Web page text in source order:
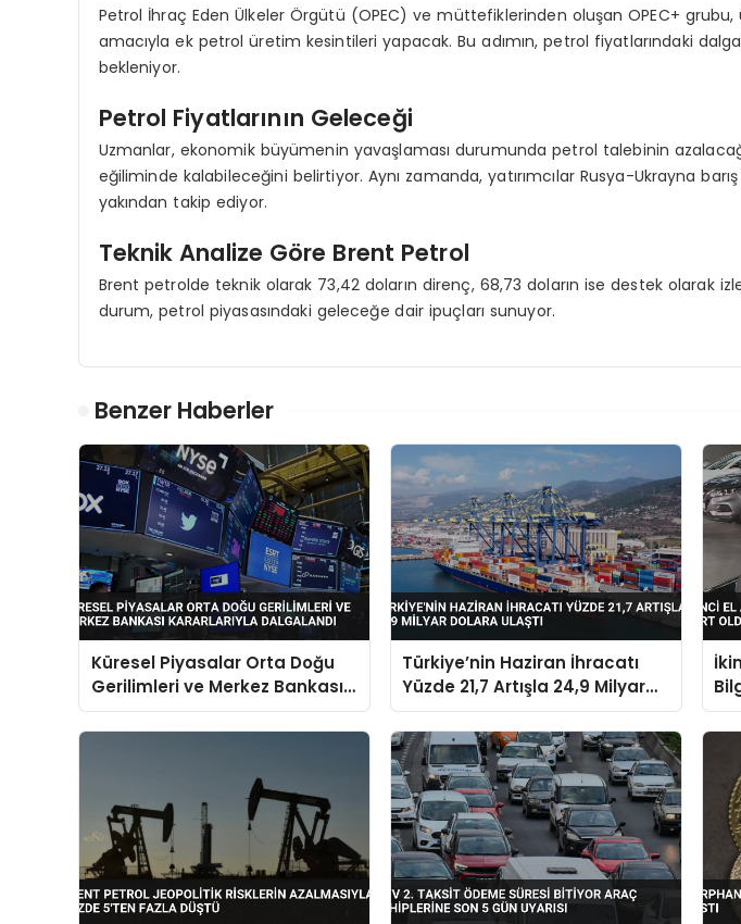
Petrol İhraç Eden Ülkeler Örgütü (OPEC) ve müttefiklerinden oluşan OPEC+ grubu,
amacıyla ek petrol üretim kesintileri yapacak. Bu adımın, petrol fiyatlarındaki
bekleniyor.
Petrol Fiyatlarının Geleceği
Uzmanlar, ekonomik büyümenin yavaşlaması durumunda petrol talebinin
eğiliminde kalabileceğini belirtiyor. Aynı zamanda, yatırımcılar Rusya-Ukrayna
yakından takip ediyor.
Teknik Analize Göre Brent Petrol
Brent petrolde teknik olarak 73,42 doların direnç, 68,73 doların ise destek olarak
durum, petrol piyasasındaki geleceğe dair ipuçları sunuyor.
Benzer Haberler
Küresel Piyasalar Orta Doğu
Gerilimleri ve Merkez Bankası
Kararlarıyla Dalgalandı
Türkiye’nin Haziran İhracatı
Yüzde 21,7 Artışla 24,9 Milyar
Dolara Ulaştı